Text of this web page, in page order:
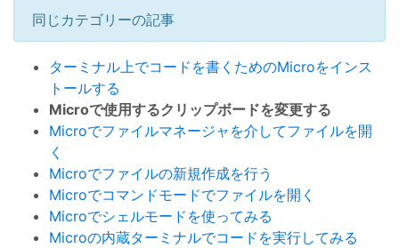
同じカテゴリーの記事
ターミナル上でコードを書くためのMicroをインス
トールする
Microで使用するクリップボードを変更する
Microでファイルマネージャを介してファイルを開
く
Microでファイルの新規作成を行う
Microでコマンドモードでファイルを開く
Microでシェルモードを使ってみる
Microの内蔵ターミナルでコードを実行してみる